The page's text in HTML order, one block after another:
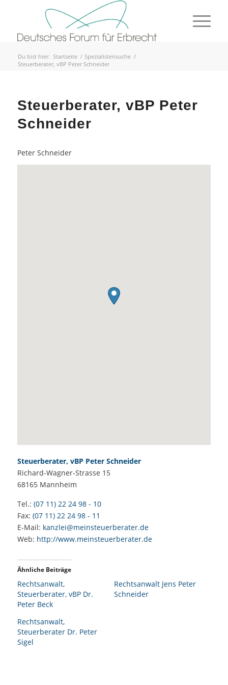
Du bist hier: Startseite / Spezialistensuche /
Steuerberater, vBP Peter Schneider
Steuerberater, vBP Peter
Schneider
Peter Schneider
Steuerberater, vBP Peter Schneider
Richard-Wagner-Strasse 15
68165 Mannheim
Tel.: (07 11) 22 24 98 - 10
Fax: (07 11) 22 24 98 - 11
E-Mail: kanzlei@meinsteuerberater.de
Web: http://www.meinsteuerberater.de
Ähnliche Beiträge
Rechtsanwalt,
Steuerberater, vBP Dr.
Peter Beck
Rechtsanwalt Jens Peter
Schneider
Rechtsanwalt,
Steuerberater Dr. Peter
Sigel